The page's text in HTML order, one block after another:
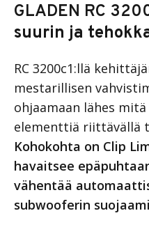
GLADEN RC
suurin ja
RC 3200c1:llä
mestarillisen
ohjaamaan lähes
elementtiä riittävällä
Kohokohta on Clip
havaitsee
vähentää
subwooferin